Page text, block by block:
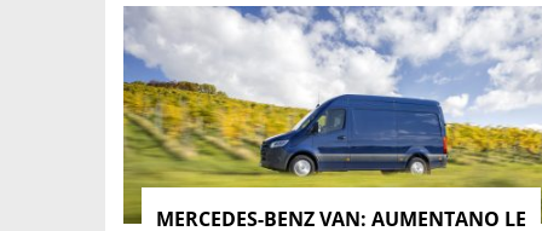
Larghezza (mm)
Passo (mm)
Lunghezza massima vano di carico (mm)
Altezza vano di carico (mm)
Larghezza massima vano di carico (mm)
MERCEDES-BENZ VAN: AUMENTANO LE